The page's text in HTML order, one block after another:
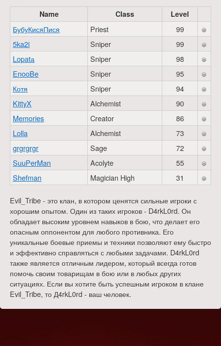
Name Class Level
БубуКисяПися Priest
99
5ka2i
Sniper
99
Lopatа
Sniper
98
EnooBe
Sniper
95
Котя
Sniper
94
KittyX
Alchemist
90
Memories
Creator
86
Lolla
Alchemist
73
grgrgrgr
Sage
72
SuuPerMan
Acolyte
55
Shefman
Magician High 31
Evil_Tribe - это клан, в котором ценятся сильные игроки с
хорошим опытом. Один из таких игроков - D4rkL0rd. Он
обладает высоким уровнем навыков в бою, что делает его
опасным оппонентом для любого противника. Его
уникальные боевые приемы и техники позволяют ему быстро
и эффективно справляться с любыми задачами. D4rkL0rd
также является отличным лидером, который всегда готов
помочь своим товарищам в бою или в любых других
ситуациях. Если вы хотите быть успешным игроком в клане
Evil_Tribe, то Д4rkL0rd - ваш человек.